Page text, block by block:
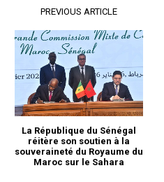
Insight
À propos
Nous contacter
PREVIOUS ARTICLE
La République du Sénégal
réitère son soutien à la
souveraineté du Royaume du
Maroc sur le Sahara